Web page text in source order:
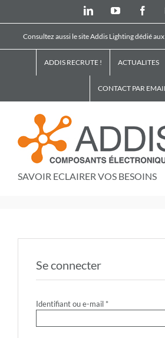
LinkedInYouTube
Consultez aussi le site Addis Lighting dédié aux
ADDIS RECRUTE ! ACTUALITES
CONTACT PAR
SAVOIR ECLAIRER VOS BESOINS
Se connecter
Identifiant ou e-mail *Obligatoire